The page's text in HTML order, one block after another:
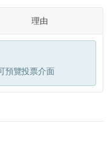
理由
預覽投票介面